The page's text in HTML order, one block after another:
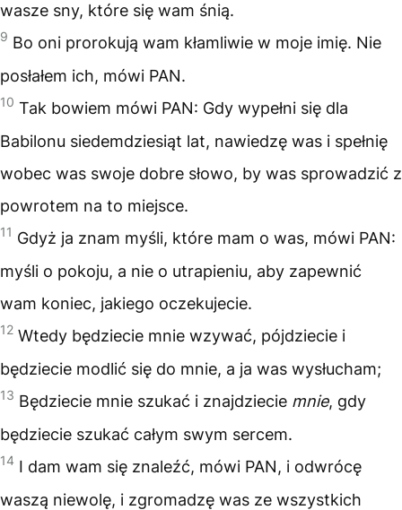
wasze sny, które się wam śnią.
9 Bo oni prorokują wam kłamliwie w moje imię. Nie
posłałem ich, mówi PAN.
10 Tak bowiem mówi PAN: Gdy wypełni się dla
Babilonu siedemdziesiąt lat, nawiedzę was i spełnię
wobec was swoje dobre słowo, by was sprowadzić z
powrotem na to miejsce.
11 Gdyż ja znam myśli, które mam o was, mówi PAN:
myśli o pokoju, a nie o utrapieniu, aby zapewnić
wam koniec, jakiego oczekujecie.
12 Wtedy będziecie mnie wzywać, pójdziecie i
będziecie modlić się do mnie, a ja was wysłucham;
13 Będziecie mnie szukać i znajdziecie mnie, gdy
będziecie szukać całym swym sercem.
14 I dam wam się znaleźć, mówi PAN, i odwrócę
waszą niewolę, i zgromadzę was ze wszystkich